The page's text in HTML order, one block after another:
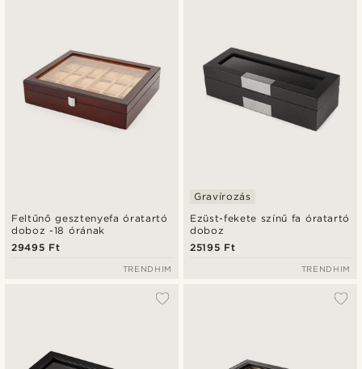
Feltűnő gesztenyefa óratartó
doboz -18 órának
29495 Ft
TRENDHIM
Ezüst-fekete színű fa óratartó
doboz
Gravírozás
25195 Ft
TRENDHIM